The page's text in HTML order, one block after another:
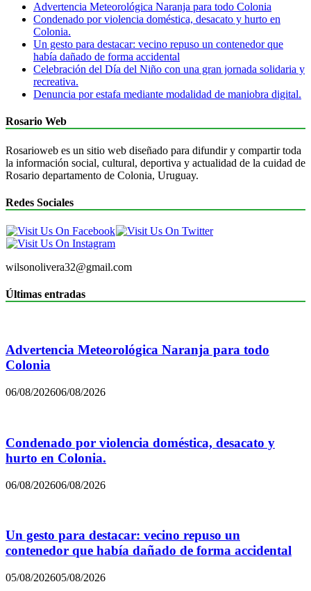
Advertencia Meteorológica Naranja para todo Colonia
Condenado por violencia doméstica, desacato y hurto en
Colonia.
Un gesto para destacar: vecino repuso un contenedor que
había dañado de forma accidental
Celebración del Día del Niño con una gran jornada solidaria y
recreativa.
Denuncia por estafa mediante modalidad de maniobra digital.
Rosario Web
Rosarioweb es un sitio web diseñado para difundir y compartir toda
la información social, cultural, deportiva y actualidad de la cuidad de
Rosario departamento de Colonia, Uruguay.
Redes Sociales
wilsonolivera32@gmail.com
Últimas entradas
Advertencia Meteorológica Naranja para todo
Colonia
06/08/202606/08/2026
Condenado por violencia doméstica, desacato y
hurto en Colonia.
06/08/202606/08/2026
Un gesto para destacar: vecino repuso un
contenedor que había dañado de forma accidental
05/08/202605/08/2026